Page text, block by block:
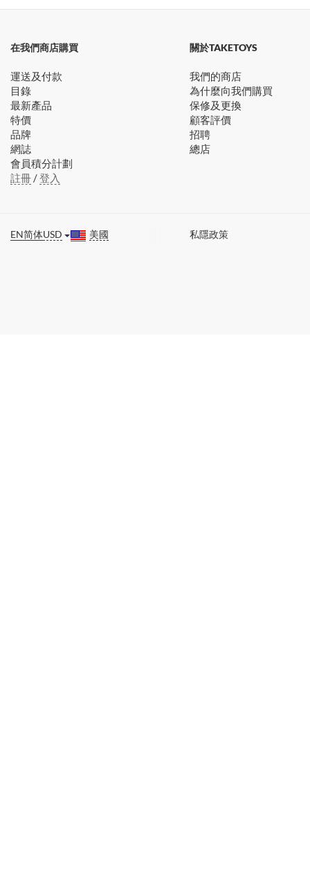
在我們商店購買
運送及付款
目錄
最新產品
特價
品牌
網誌
會員積分計劃
註冊/登入
關於TAKETOYS
我們的商店
為什麼向我們購買
保修及更換
顧客評價
招聘
總店
EN简体USD 美國 私隱政策